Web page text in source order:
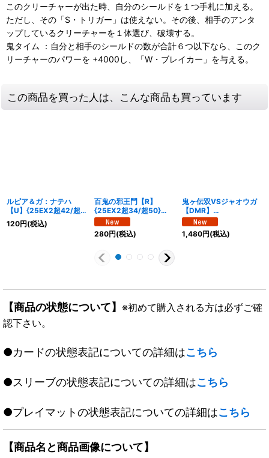
このクリーチャーが出た時、自分のシールドを１つ手札に加える。
ただし、その「S・トリガー」は使えない。その後、相手のアンタ
ップしているクリーチャーを１体選び、破壊する。
鬼タイム ：自分と相手のシールドの数が合計６つ以下なら、このク
リーチャーのパワーを +4000し、「W・ブレイカー」を与える。
この商品を買った人は、こんな商品も買っています
ルピア＆ガ：ナテハ
【U】{25EX2超42/超
50}《闇》
120円(税込)
百鬼の邪王門【R】
{25EX2超34/超50}
《多》
280円(税込)
鬼ヶ伝双VSジャオウガ
【DMR】
{25EX2DM2/DM4}
《多》
1,480円(税込)
【商品の状態について】 ※初めて購入される方は必ずご確
認下さい。
●カードの状態表記についての詳細はこちら
●スリーブの状態表記についての詳細はこちら
●プレイマットの状態表記についての詳細はこちら
【商品名と商品画像について】